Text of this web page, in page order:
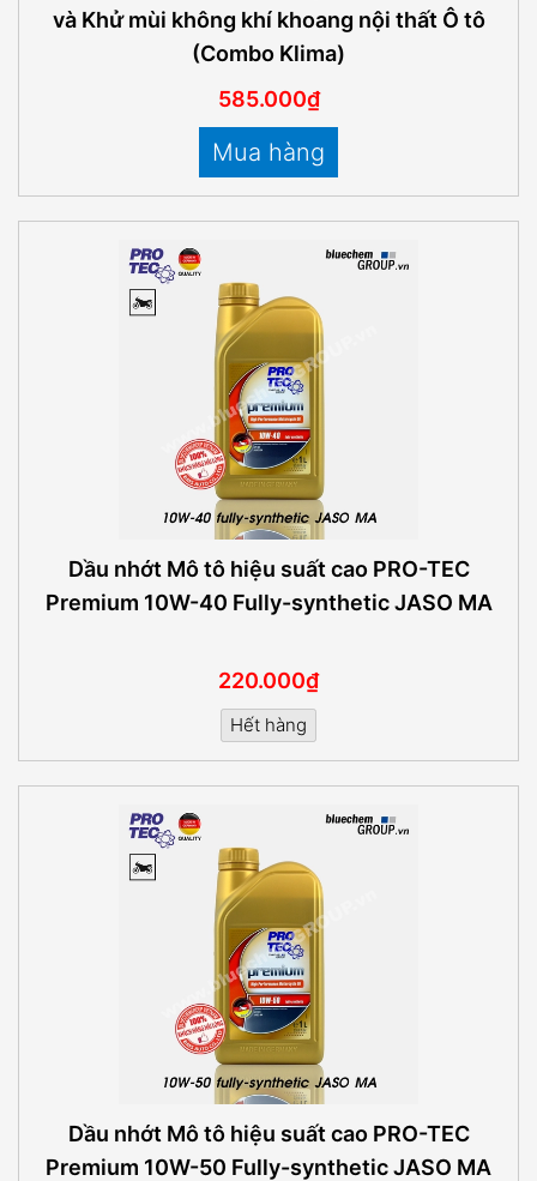
và Khử mùi không khí khoang nội thất Ô tô
(Combo Klima)
585.000₫
Mua hàng
Dầu nhớt Mô tô hiệu suất cao PRO-TEC
Premium 10W-40 Fully-synthetic JASO MA
220.000₫
Hết hàng
Dầu nhớt Mô tô hiệu suất cao PRO-TEC
Premium 10W-50 Fully-synthetic JASO MA